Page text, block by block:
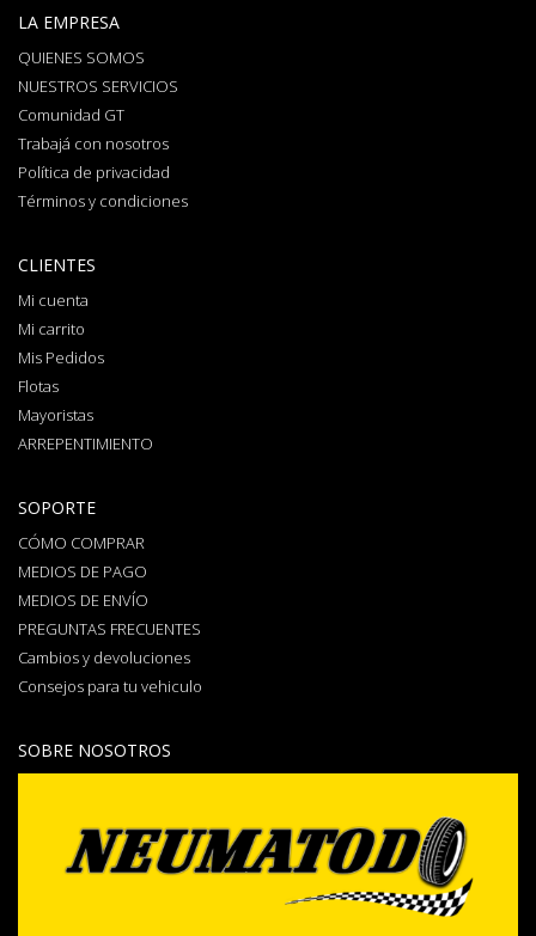
LA EMPRESA
QUIENES SOMOS
NUESTROS SERVICIOS
Comunidad GT
Trabajá con nosotros
Política de privacidad
Términos y condiciones
CLIENTES
Mi cuenta
Mi carrito
Mis Pedidos
Flotas
Mayoristas
ARREPENTIMIENTO
SOPORTE
CÓMO COMPRAR
MEDIOS DE PAGO
MEDIOS DE ENVÍO
PREGUNTAS FRECUENTES
Cambios y devoluciones
Consejos para tu vehiculo
SOBRE NOSOTROS